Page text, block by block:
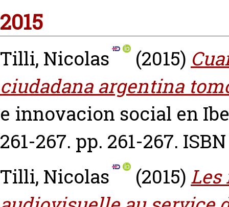
2015
Tilli, Nicolas (2015)
ciudadana argentina
e innovacion social en
261-267. pp. 261-267.
Tilli, Nicolas
(2015)